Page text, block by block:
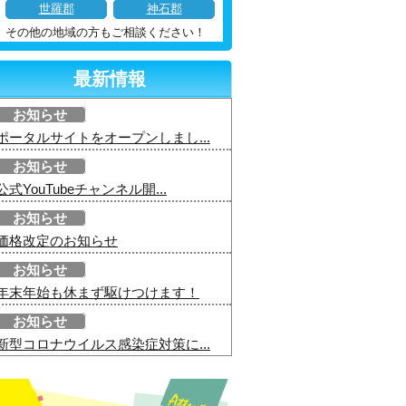
世羅郡
神石郡
その他の地域の方もご相談ください！
最新情報
お知らせ
ータルサイトをオープンしまし...
お知らせ
式YouTubeチャンネル開...
お知らせ
格改定のお知らせ
お知らせ
末年始も休まず駆けつけます！
お知らせ
型コロナウイルス感染症対策に...